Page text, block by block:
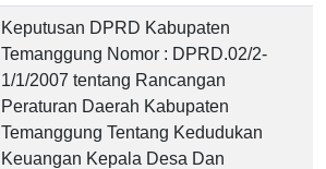
Keputusan DPRD Kabupaten
Temanggung Nomor : DPRD.02/2-
1/1/2007 tentang Rancangan
Peraturan Daerah Kabupaten
Temanggung Tentang Kedudukan
Keuangan Kepala Desa Dan